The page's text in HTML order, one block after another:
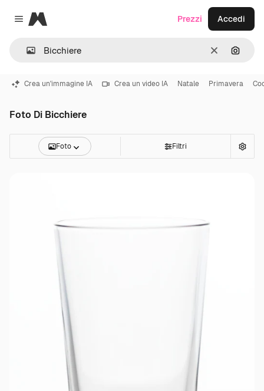
Close menu
Magnific
CancellaCerca
Prezzi Accedi
Crea un'immagine IA Crea un video IA Natale Primavera
Foto Di Bicchiere
Foto Filtri